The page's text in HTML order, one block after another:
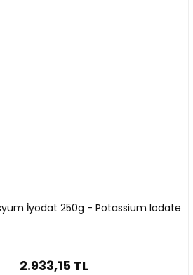
İyodat 250g - Potassium Iodate
2.933,15 TL